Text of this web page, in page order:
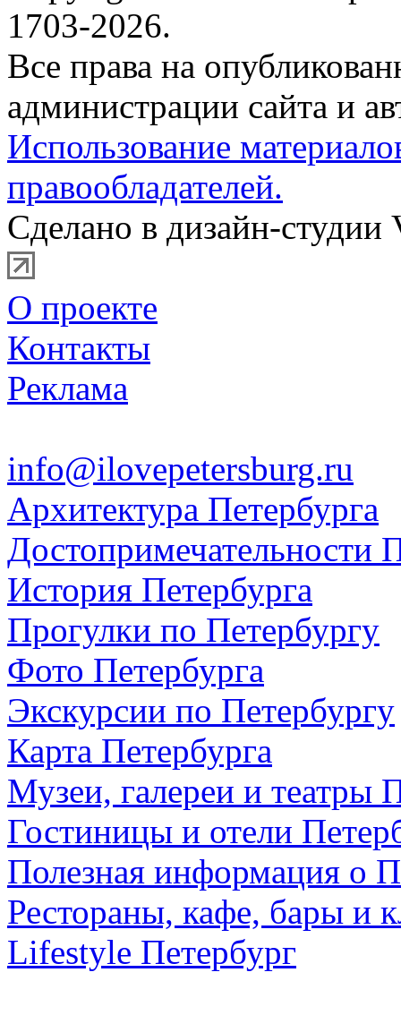
1703-2026.
Все права на
администрации сайта и
Использование
правообладателей.
Сделано в дизайн-студии
О проекте
Контакты
Реклама
info@ilovepetersburg.ru
Архитектура Петербурга
Достопримечательности
История Петербурга
Прогулки по Петербургу
Фото Петербурга
Экскурсии по Петербургу
Карта Петербурга
Музеи, галереи и театры
Гостиницы и отели
Полезная информация о
Рестораны, кафе, бары и
Lifestyle Петербург